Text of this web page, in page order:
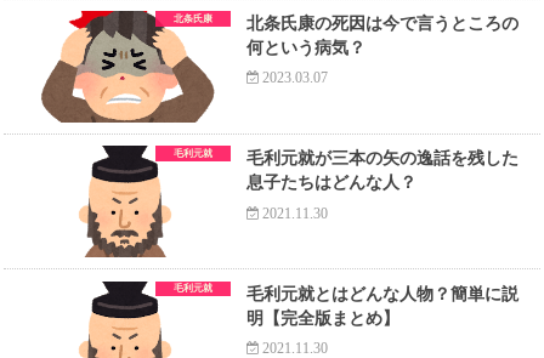
北条氏康
北条氏康の死因は今で言うところの
何という病気？
2023.03.07
毛利元就
毛利元就が三本の矢の逸話を残した
息子たちはどんな人？
2021.11.30
毛利元就
毛利元就とはどんな人物？簡単に説
明【完全版まとめ】
2021.11.30